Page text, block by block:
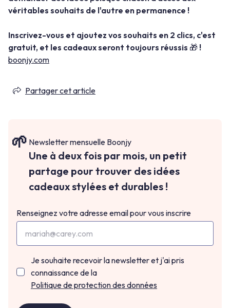
véritables souhaits de l'autre en permanence !
Inscrivez-vous et ajoutez vos souhaits en 2 clics, c'est
gratuit, et les cadeaux seront toujours réussis 🎁 !
boonjy.com
Partager cet article
Newsletter mensuelle Boonjy
Une à deux fois par mois, un petit
partage pour trouver des idées
cadeaux stylées et durables !
Renseignez votre adresse email pour vous inscrire
Je souhaite recevoir la newsletter et j'ai pris
connaissance de la
Politique de protection des données